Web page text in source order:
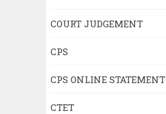
COURT JUDGEMENT
CPS
CPS ONLINE STATEMENT
CTET